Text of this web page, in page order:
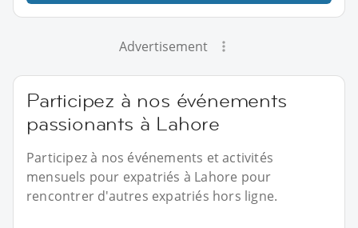
Advertisement
Participez à nos événements
passionants à Lahore
Participez à nos événements et activités
mensuels pour expatriés à Lahore pour
rencontrer d'autres expatriés hors ligne.